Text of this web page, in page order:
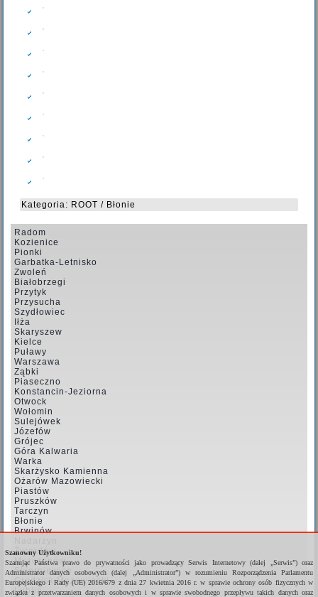
Kategoria: ROOT / Błonie
Radom
Kozienice
Pionki
Garbatka-Letnisko
Zwoleń
Białobrzegi
Przytyk
Przysucha
Szydłowiec
Iłża
Skaryszew
Kielce
Puławy
Warszawa
Ząbki
Piaseczno
Konstancin-Jeziorna
Otwock
Wołomin
Sulejówek
Józefów
Grójec
Góra Kalwaria
Warka
Skarżysko Kamienna
Ożarów Mazowiecki
Piastów
Pruszków
Tarczyn
Błonie
Brwinów
Żyrardów
Mszczonów
Skierniewice
Grodzisk Mazowiecki
Lublin
Szanowny Użytkowniku!
Szanując Państwa prawo do prywatności jako prowadzący Serwis Internetowy (dalej „Serwis”) oraz
Administrator danych osobowych (dalej „Administrator”) w rozumieniu Rozporządzenia Parlamentu
Europejskiego i Rady (UE) 2016/679 z dnia 27 kwietnia 2016 r. w sprawie ochrony osób fizycznych w
związku z przetwarzaniem danych osobowych i w sprawie swobodnego przepływu takich danych oraz